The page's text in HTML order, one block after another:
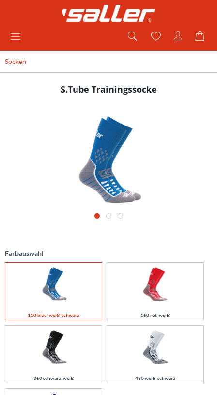
Socken
S.Tube Trainingssocke
Farbauswahl
110 blau-weiß-schwarz 160 rot-weiß
360 schwarz-weiß 430 weiß-schwarz